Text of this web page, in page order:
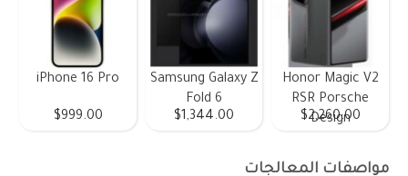
Honor Magic V2
RSR Porsche
Design
$2,260.00
Samsung Galaxy Z
Fold 6
$1,344.00
iPhone 16 Pro
$999.00
مواصفات المعالجات